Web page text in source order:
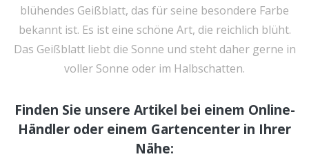
blühendes Geißblatt, das für seine besondere Farbe
bekannt ist. Es ist eine schöne Art, die reichlich blüht.
Das Geißblatt liebt die Sonne und steht daher gerne in
voller Sonne oder im Halbschatten.
Finden Sie unsere Artikel bei einem Online-
Händler oder einem Gartencenter in Ihrer
Nähe: